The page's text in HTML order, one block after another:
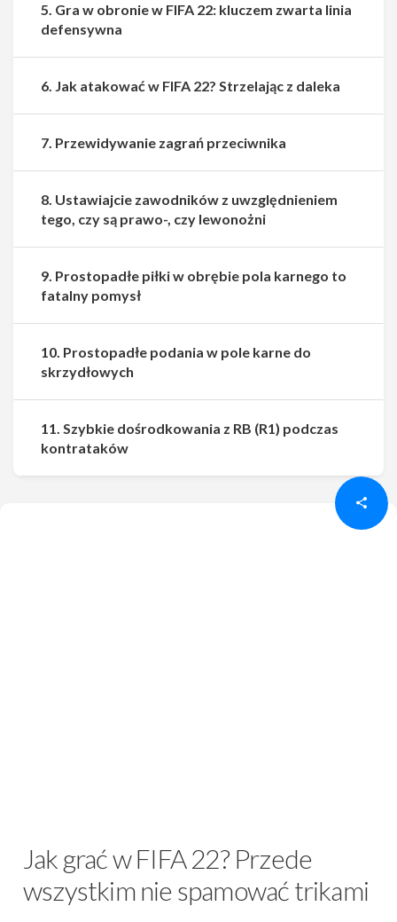
Udostępnij
Jak grać w FIFA 22? Przede
wszystkim nie spamować trikami
5. Gra w obronie w FIFA 22: kluczem zwarta linia
defensywna
6. Jak atakować w FIFA 22? Strzelając z daleka
7. Przewidywanie zagrań przeciwnika
8. Ustawiajcie zawodników z uwzględnieniem
tego, czy są prawo-, czy lewonożni
9. Prostopadłe piłki w obrębie pola karnego to
fatalny pomysł
10. Prostopadłe podania w pole karne do
skrzydłowych
11. Szybkie dośrodkowania z RB (R1) podczas
kontrataków